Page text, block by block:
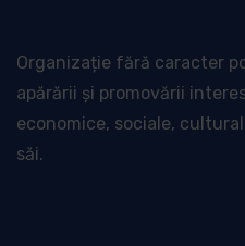
Organizație fără caracter
apărării și promovării
economice, sociale,
săi.